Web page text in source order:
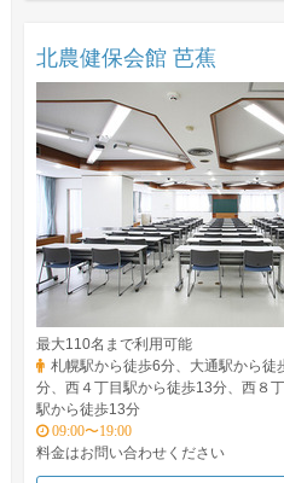
北農健保会館 芭蕉
最大110名まで利用可能
札幌駅から徒歩6分、大通駅から
分、西４丁目駅から徒歩13分、西８
駅から徒歩13分
09:00〜19:00
料金はお問い合わせください